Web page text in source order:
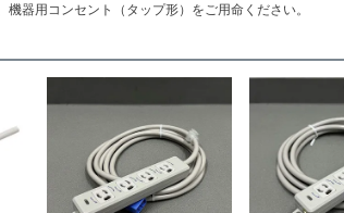
器用コンセント（タップ形）をご用命ください。